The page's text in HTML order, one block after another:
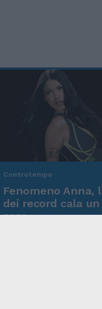
Controtempo
Fenomeno Anna,
dei record cala
asso